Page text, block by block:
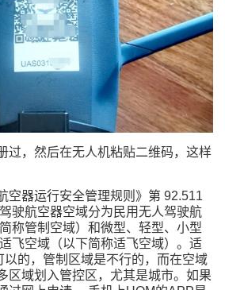
过，然后在无人机粘贴二维码，这样
空器运行安全管理规则》第 92.511
驶航空器空域分为民用无人驾驶航
称管制空域）和微型、轻型、小型
飞空域（以下简称适飞空域）。适
以的，管制区域是不行的，而在空域
区域划入管控区，尤其是城市。如果